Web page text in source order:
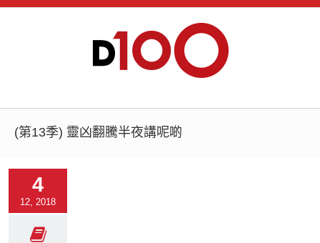
(第13季) 靈凶翻騰半夜講呢啲
4
12, 2018